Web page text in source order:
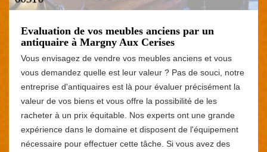
Evaluation de vos meubles anciens par un
antiquaire à Margny Aux Cerises
Vous envisagez de vendre vos meubles anciens et vous
vous demandez quelle est leur valeur ? Pas de souci, notre
entreprise d'antiquaires est là pour évaluer précisément la
valeur de vos biens et vous offre la possibilité de les
racheter à un prix équitable. Nos experts ont une grande
expérience dans le domaine et disposent de l'équipement
nécessaire pour effectuer cette tâche. Si vous avez des